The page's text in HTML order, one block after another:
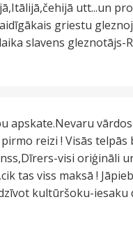
utt...un
griestu
slavens
apskate.Nevaru
reizi ! Visās telpās
visi oriģināli
tas viss maksā !
kultūršoku-